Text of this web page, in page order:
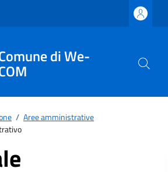
di We-
/ Aree amministrative